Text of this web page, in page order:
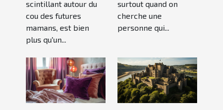
scintillant autour du
cou des futures
mamans, est bien
plus qu'un...
surtout quand on
cherche une
personne qui...